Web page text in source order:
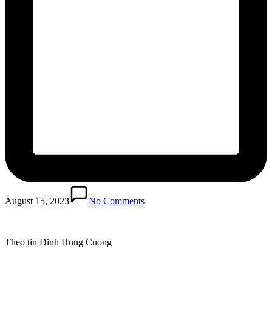
August 15, 2023 No Comments
Theo tin Dinh Hung Cuong